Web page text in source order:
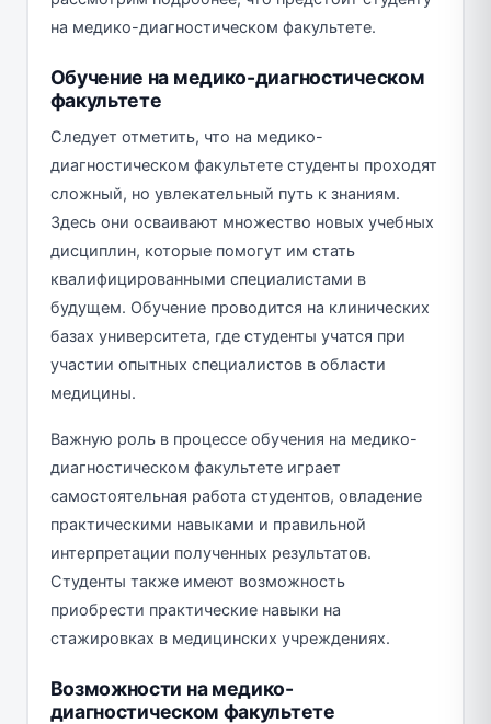
на медико-диагностическом факультете.
Обучение на медико-диагностическом
факультете
Следует отметить, что на медико-
диагностическом факультете студенты проходят
сложный, но увлекательный путь к знаниям.
Здесь они осваивают множество новых учебных
дисциплин, которые помогут им стать
квалифицированными специалистами в
будущем. Обучение проводится на клинических
базах университета, где студенты учатся при
участии опытных специалистов в области
медицины.
Важную роль в процессе обучения на медико-
диагностическом факультете играет
самостоятельная работа студентов, овладение
практическими навыками и правильной
интерпретации полученных результатов.
Студенты также имеют возможность
приобрести практические навыки на
стажировках в медицинских учреждениях.
Возможности на медико-
диагностическом факультете